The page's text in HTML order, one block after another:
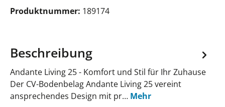
Produktnummer: 189174
Beschreibung
Andante Living 25 - Komfort und Stil für Ihr Zuhause
Der CV-Bodenbelag Andante Living 25 vereint
ansprechendes Design mit pr… Mehr